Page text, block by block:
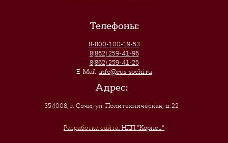
Телефоны:
8-800-100-19-53
8(862) 259-41-96
8(862) 259-41-26
E-Mail: info@rus-sochi.ru
Адрес:
354008, г. Сочи,ул. Политехническая, д.22
Разработка сайта: НПП "Корнет"